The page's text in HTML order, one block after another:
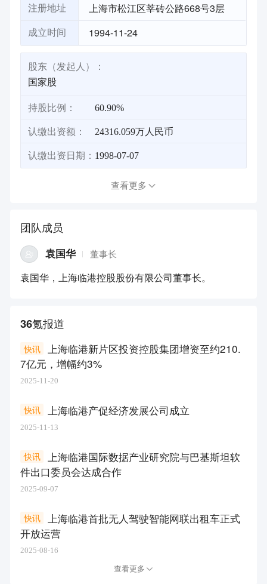
注册地址 上海市松江区莘砖公路668号3层
成立时间 1994-11-24
股东（发起人）：
国家股
持股比例： 60.90%
认缴出资额： 24316.059万人民币
认缴出资日期： 1998-07-07
查看更多
团队成员
袁国华 董事长
袁国华，上海临港控股股份有限公司董事长。
36氪报道
上海临港新片区投资控股集团增资至约210.
7亿元，增幅约3%
快讯
2025-11-20
上海临港产促经济发展公司成立
快讯
2025-11-13
上海临港国际数据产业研究院与巴基斯坦软
件出口委员会达成合作
快讯
2025-09-07
上海临港首批无人驾驶智能网联出租车正式
开放运营
快讯
2025-08-16
查看更多